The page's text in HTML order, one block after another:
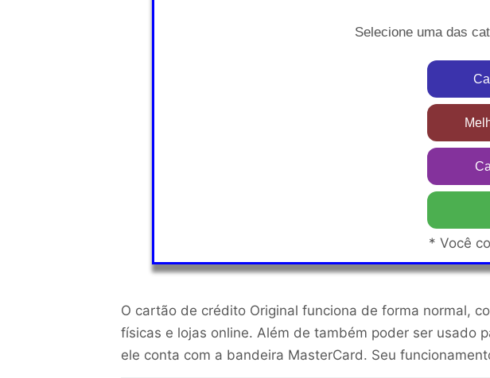
Selecione uma das
* Você
O cartão de crédito Original funciona de forma normal,
físicas e lojas online. Além de também poder ser usado
ele conta com a bandeira MasterCard. Seu